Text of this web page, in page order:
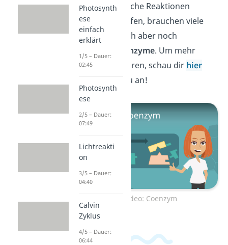
Damit enzymatische Reaktionen
überhaupt ablaufen, brauchen viele
Enzyme zusätzlich aber noch
Coenzyme. Um mehr
darüber zu erfahren, schau dir hier
unser Video dazu an!
Zum Video: Coenzym
Photosynth
ese
einfach
erklärt
1/5 – Dauer:
02:45
Photosynth
ese
2/5 – Dauer:
07:49
Lichtreakti
on
3/5 – Dauer:
04:40
Calvin
Zyklus
4/5 – Dauer:
06:44